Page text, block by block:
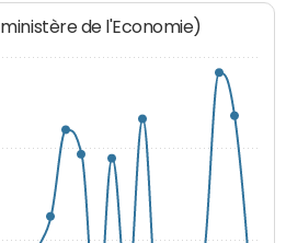
de l'Economie)